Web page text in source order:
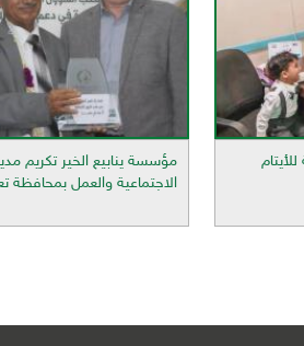
مؤسسة ينابيع الخير تكريم
الاجتماعية والعمل بمحافظة